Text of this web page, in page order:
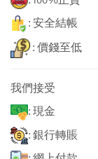
: 安全結帳
: 價錢至低
我們接受
: 現金
: 銀行轉賬